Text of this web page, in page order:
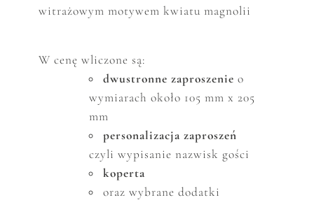
witrażowym motywem kwiatu magnolii
W cenę wliczone są:
dwustronne zaproszenie o
wymiarach około 105 mm x 205
mm
personalizacja zaproszeń
czyli wypisanie nazwisk gości
koperta
oraz wybrane dodatki